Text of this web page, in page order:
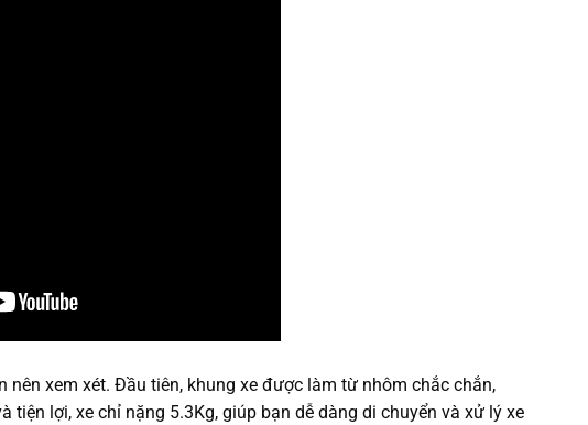
xem xét. Đầu tiên, khung xe được làm từ nhôm chắc chắn,
lợi, xe chỉ nặng 5.3Kg, giúp bạn dễ dàng di chuyển và xử lý xe